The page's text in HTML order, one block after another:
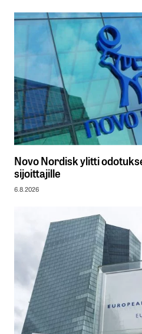
Novo Nordisk ylitti
sijoittajille
6.8.2026